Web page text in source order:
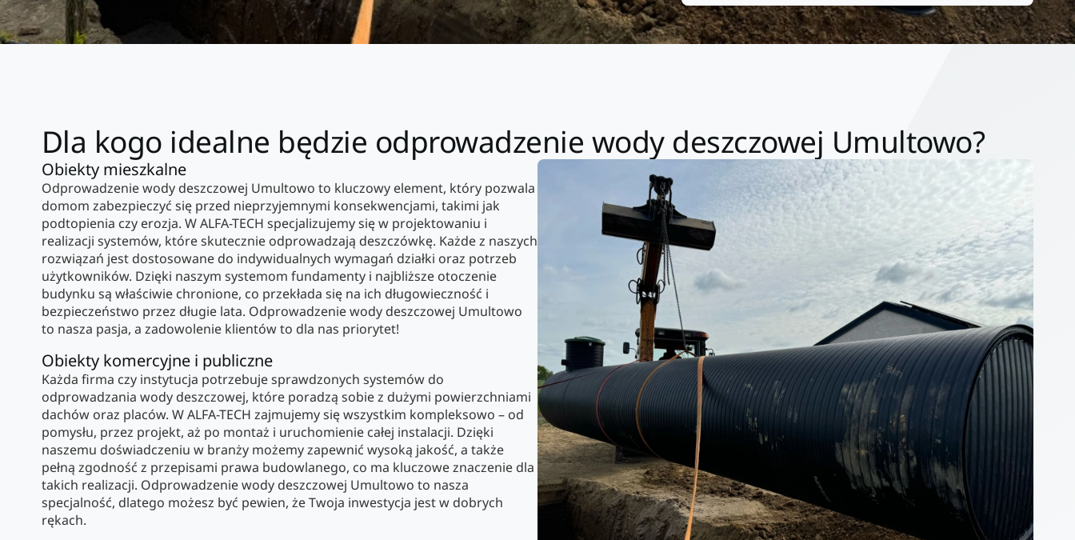
Dla kogo idealne będzie odprowadzenie wody deszczowej Umultowo?
Obiekty mieszkalne
Odprowadzenie wody deszczowej Umultowo to kluczowy element, który pozwala
domom zabezpieczyć się przed nieprzyjemnymi konsekwencjami, takimi jak
podtopienia czy erozja. W ALFA-TECH specjalizujemy się w projektowaniu i
realizacji systemów, które skutecznie odprowadzają deszczówkę. Każde z naszych
rozwiązań jest dostosowane do indywidualnych wymagań działki oraz potrzeb
użytkowników. Dzięki naszym systemom fundamenty i najbliższe otoczenie
budynku są właściwie chronione, co przekłada się na ich długowieczność i
bezpieczeństwo przez długie lata. Odprowadzenie wody deszczowej Umultowo
to nasza pasja, a zadowolenie klientów to dla nas priorytet!
Obiekty komercyjne i publiczne
Każda firma czy instytucja potrzebuje sprawdzonych systemów do
odprowadzania wody deszczowej, które poradzą sobie z dużymi powierzchniami
dachów oraz placów. W ALFA-TECH zajmujemy się wszystkim kompleksowo – od
pomysłu, przez projekt, aż po montaż i uruchomienie całej instalacji. Dzięki
naszemu doświadczeniu w branży możemy zapewnić wysoką jakość, a także
pełną zgodność z przepisami prawa budowlanego, co ma kluczowe znaczenie dla
takich realizacji. Odprowadzenie wody deszczowej Umultowo to nasza
specjalność, dlatego możesz być pewien, że Twoja inwestycja jest w dobrych
rękach.